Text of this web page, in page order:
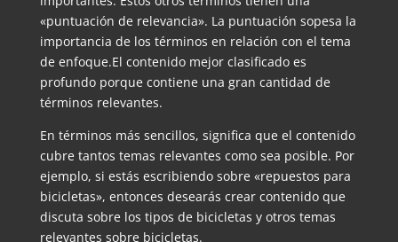
«puntuación de relevancia». La puntuación sopesa la
importancia de los términos en relación con el tema
de enfoque.El contenido mejor clasificado es
profundo porque contiene una gran cantidad de
términos relevantes.
En términos más sencillos, significa que el contenido
cubre tantos temas relevantes como sea posible. Por
ejemplo, si estás escribiendo sobre «repuestos para
bicicletas», entonces desearás crear contenido que
discuta sobre los tipos de bicicletas y otros temas
relevantes sobre bicicletas.